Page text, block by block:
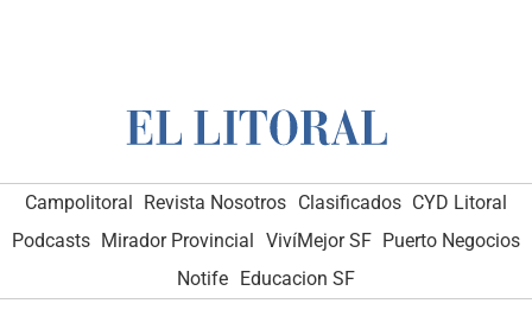
Campolitoral Revista Nosotros Clasificados CYD Litoral
Podcasts Mirador Provincial VivíMejor SF Puerto Negocios
Notife Educacion SF